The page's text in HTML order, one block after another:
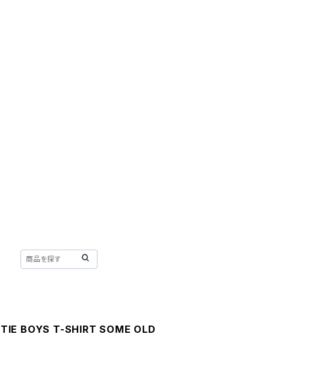
BOYS T-SHIRT SOME OLD